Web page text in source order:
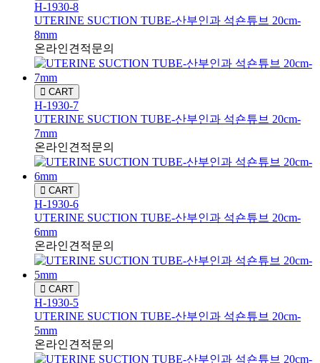
H-1930-8
UTERINE SUCTION TUBE-산부인과 석숀튜브 20cm-
8mm
온라인견적문의
CART
H-1930-7
UTERINE SUCTION TUBE-산부인과 석숀튜브 20cm-
7mm
온라인견적문의
CART
H-1930-6
UTERINE SUCTION TUBE-산부인과 석숀튜브 20cm-
6mm
온라인견적문의
CART
H-1930-5
UTERINE SUCTION TUBE-산부인과 석숀튜브 20cm-
5mm
온라인견적문의